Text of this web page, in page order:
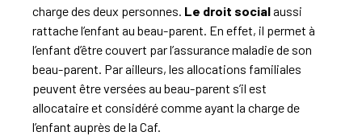
charge des deux personnes. Le droit socialaussi
rattache l’enfant au beau-parent. En effet, il permet à
l’enfant d’être couvert par l’assurance maladie de son
beau-parent. Par ailleurs, les allocations familiales
peuvent être versées au beau-parent s’il est
allocataire et considéré comme ayant la charge de
l’enfant auprès de la Caf.